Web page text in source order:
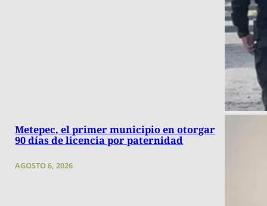
Metepec, el primer municipio en otorgar
90 días de licencia por paternidad
AGOSTO 6, 2026